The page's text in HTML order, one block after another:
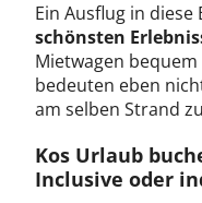
Ein Ausflug in diese
schönsten
Mietwagen
bedeuten eben
am selben Strand
Kos Urlaub
Inclusive oder